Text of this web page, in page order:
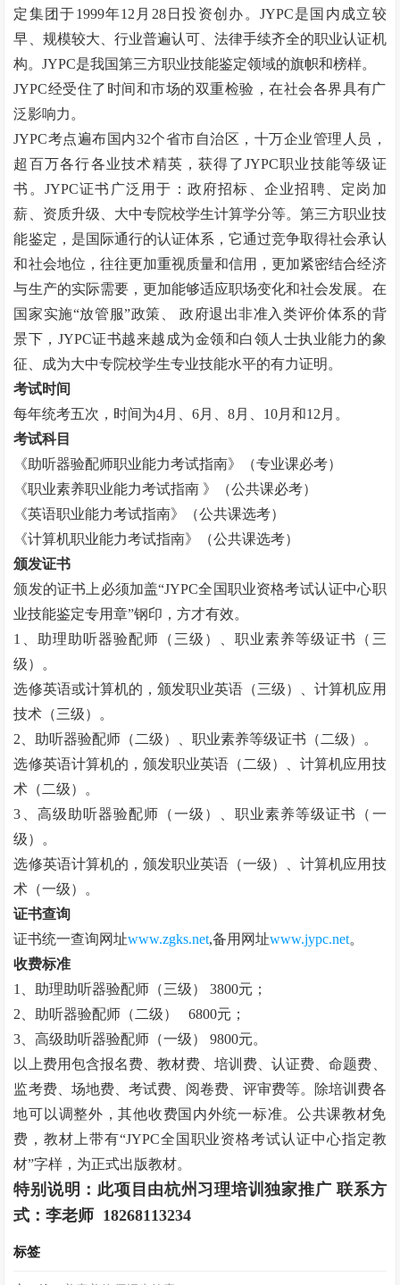
定集团于1999年12 月 28日投资创办。 JYPC是国内成立较
早、规模较大、行业普遍认可、法律手续齐全的职业认证机
构。JYPC是我国第三方职业技能鉴定领域的旗帜和榜样。
JYPC经受住了时间和市场的双重检验，在社会各界具有广
泛影响力。
JYPC考点遍布国内32个省市自治区，十万企业管理人员，
超百万各行各业技术精英，获得了JYPC职业技能等级证
书。 JYPC证书广泛用于：政府招标、企业招聘、定岗加
薪、资质升级、大中专院校学生计算学分等。第三方职业技
能鉴定，是国际通行的认证体系，它通过竞争取得社会承认
和社会地位，往往更加重视质量和信用，更加紧密结合经济
与生产的实际需要，更加能够适应职场变化和社会发展。在
国家实施“放管服”政策、 政府退出非准入类评价体系的背
景下， JYPC证书越来越成为金领和白领人士执业能力的象
征、成为大中专院校学生专业技能水平的有力证明。
考试时间
每年统考五次，时间为4月、6月、8月、 10月和12 月。
考试科目
《助听器验配师职业能力考试指南》（专业课必考）
《职业素养职业能力考试指南 》（公共课必考）
《英语职业能力考试指南》（公共课选考）
《计算机职业能力考试指南》（公共课选考）
颁发证书
颁发的证书上必须加盖“JYPC全国职业资格考试认证中心职
业技能鉴定专用章”钢印，方才有效。
1
、助理助听器验配师（三级）、职业素养等级证书（三
级）。
选修英语或计算机的，颁发职业英语（三级）、计算机应用
技术（三级）。
2 、助听器验配师（二级）、职业素养等级证书（二级）。
选修英语计算机的，颁发职业英语（二级）、计算机应用技
术（二级）。
3 、高级助听器验配师（一级）、职业素养等级证书（一
级）。
选修英语计算机的，颁发职业英语（一级）、计算机应用技
术（一级）。
证书查询
证书统一查询网址www.zgks.net,备用网址www.jypc.net。
收费标准
1
、助理助听器验配师（三级） 3800元；
2 、助听器验配师（二级） 6800元；
3 、高级助听器验配师（一级） 9800元。
以上费用包含报名费、教材费、培训费、认证费、命题费、
监考费、场地费、考试费、阅卷费、评审费等。除培训费各
地可以调整外，其他收费国内外统一标准。公共课教材免
费，教材上带有“JYPC全国职业资格考试认证中心指定教
材”字样，为正式出版教材。
特别说明：此项目由杭州习理培训独家推广 联系方
式：李老师 18268113234
标签